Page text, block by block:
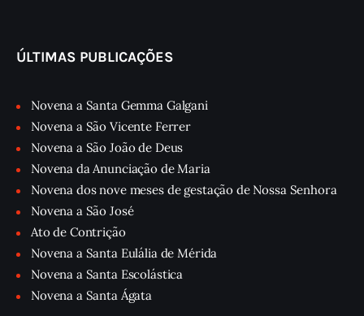
ÚLTIMAS PUBLICAÇÕES
Novena a Santa Gemma Galgani
Novena a São Vicente Ferrer
Novena a São João de Deus
Novena da Anunciação de Maria
Novena dos nove meses de gestação de Nossa Senhora
Novena a São José
Ato de Contrição
Novena a Santa Eulália de Mérida
Novena a Santa Escolástica
Novena a Santa Ágata